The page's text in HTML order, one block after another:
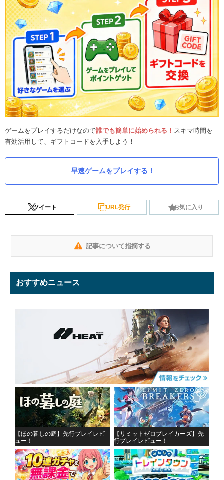
ゲームをプレイするだけなので誰でも簡単に始められる！ スキマ時間を
有効活用して、ギフトコードを入手しよう！
早速ゲームをプレイする！
ツイート URL発行 お気に入り
記事について指摘する
おすすめニュース
【ほの暮しの庭】先行プレイレビ
ュー！
【リミットゼロブレイカーズ】先
行プレイレビュー！